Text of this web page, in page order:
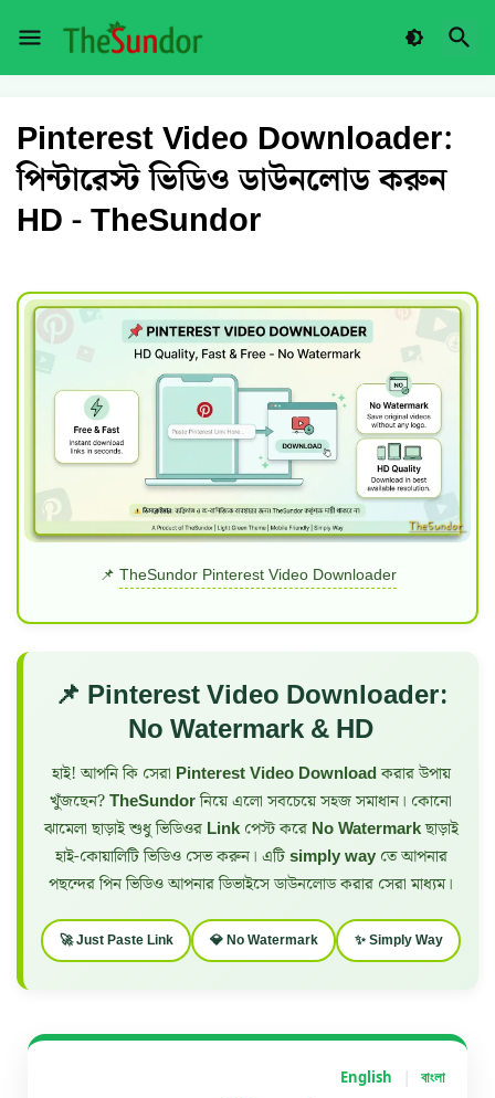
Pinterest Video Downloader:
পিন্টারেস্ট ভিডিও ডাউনলোড করুন
HD - TheSundor
📌 TheSundor Pinterest Video Downloader
📌 Pinterest Video Downloader:
No Watermark & HD
হাই! আপনি কি সেরা Pinterest Video Downloadকরার উপায়
খুঁজছেন?TheSundorনিয়ে এলো সবচেয়ে সহজ সমাধান। কোনো
ঝামেলা ছাড়াই শুধু ভিডিওর Linkপেস্ট করে No Watermarkছাড়াই
হাই-কোয়ালিটি ভিডিও সেভ করুন। এটিsimply wayতে আপনার
পছন্দের পিন ভিডিও আপনার ডিভাইসে ডাউনলোড করার সেরা মাধ্যম।
🚀 Just Paste Link 💎 No Watermark ✨ Simply Way
English | বাংলা